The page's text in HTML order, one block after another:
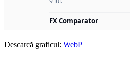
Descarcă graficul: WebP